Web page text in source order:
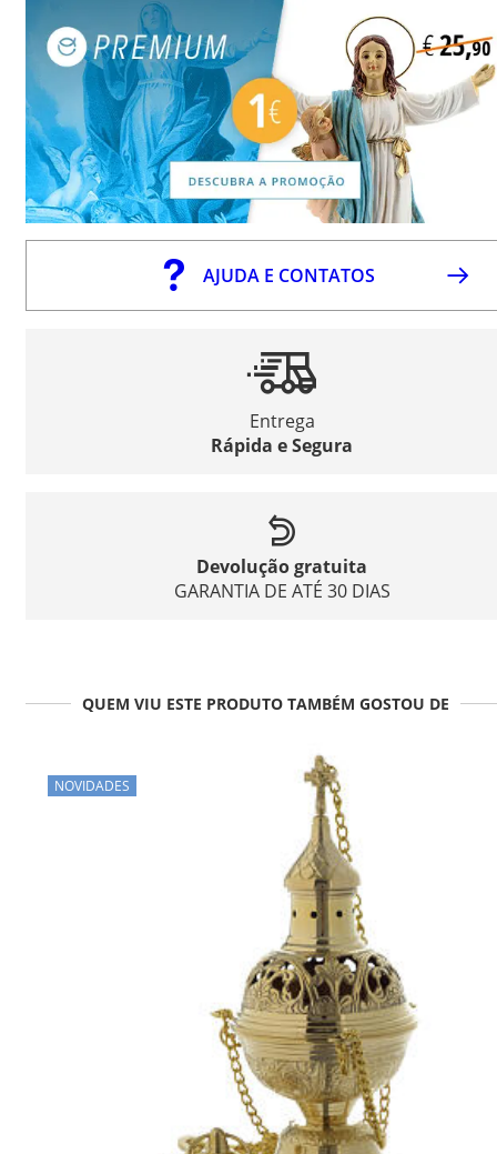
AJUDA E CONTATOS
Entrega
Rápida e Segura
Devolução gratuita
GARANTIA DE ATÉ 30 DIAS
QUEM VIU ESTE PRODUTO TAMBÉM GOSTOU DE
NOVIDADES